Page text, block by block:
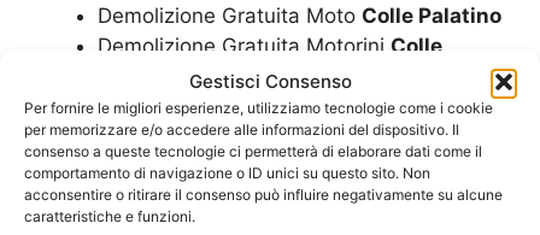
Gestisci Consenso
Per fornire le migliori esperienze, utilizziamo tecnologie come i cookie
per memorizzare e/o accedere alle informazioni del dispositivo. Il
consenso a queste tecnologie ci permetterà di elaborare dati come il
comportamento di navigazione o ID unici su questo sito. Non
acconsentire o ritirare il consenso può influire negativamente su alcune
caratteristiche e funzioni.
Demolizione Gratuita Moto Colle Palatino
Demolizione Gratuita Motorini Colle
Demolizione Gratuita ScooterColle
Palatino
Demolizione Minicar Colle Palatino
Demolizione MotoColle Palatino
Demolizione Motorini